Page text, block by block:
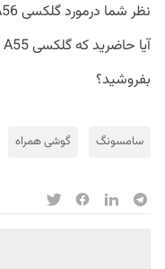
بفروشید؟
سامسونگ گوشی همراه